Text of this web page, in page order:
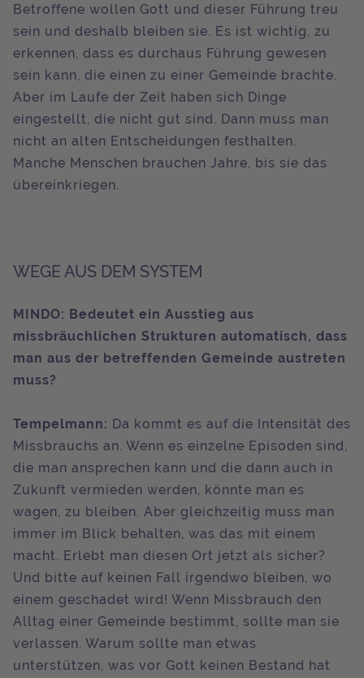
Betroffene wollen Gott und dieser Führung treu
sein und deshalb bleiben sie. Es ist wichtig, zu
erkennen, dass es durchaus Führung gewesen
sein kann, die einen zu einer Gemeinde brachte.
Aber im Laufe der Zeit haben sich Dinge
eingestellt, die nicht gut sind. Dann muss man
nicht an alten Entscheidungen festhalten.
Manche Menschen brauchen Jahre, bis sie das
übereinkriegen.
WEGE AUS DEM SYSTEM
MINDO: Bedeutet ein Ausstieg aus
missbräuchlichen Strukturen automatisch, dass
man aus der betreffenden Gemeinde austreten
muss?
Tempelmann: Da kommt es auf die Intensität des
Missbrauchs an. Wenn es einzelne Episoden sind,
die man ansprechen kann und die dann auch in
Zukunft vermieden werden, könnte man es
wagen, zu bleiben. Aber gleichzeitig muss man
immer im Blick behalten, was das mit einem
macht. Erlebt man diesen Ort jetzt als sicher?
Und bitte auf keinen Fall irgendwo bleiben, wo
einem geschadet wird! Wenn Missbrauch den
Alltag einer Gemeinde bestimmt, sollte man sie
verlassen. Warum sollte man etwas
unterstützen, was vor Gott keinen Bestand hat